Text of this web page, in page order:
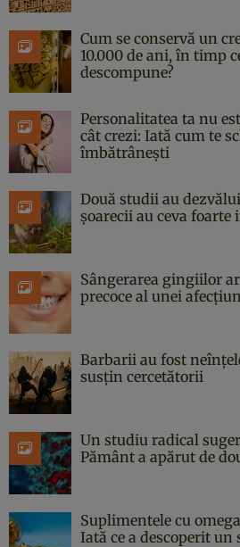
Cum se conservă un
10.000 de ani, în timp
descompune?
Personalitatea ta nu
cât crezi: Iată cum te
îmbătrânești
Două studii au
șoarecii au ceva
Sângerarea gingiilor
precoce al unei
Barbarii au fost
susțin cercetătorii
Un studiu radical
Pământ a apărut de
Suplimentele cu
Iată ce a descoperit un